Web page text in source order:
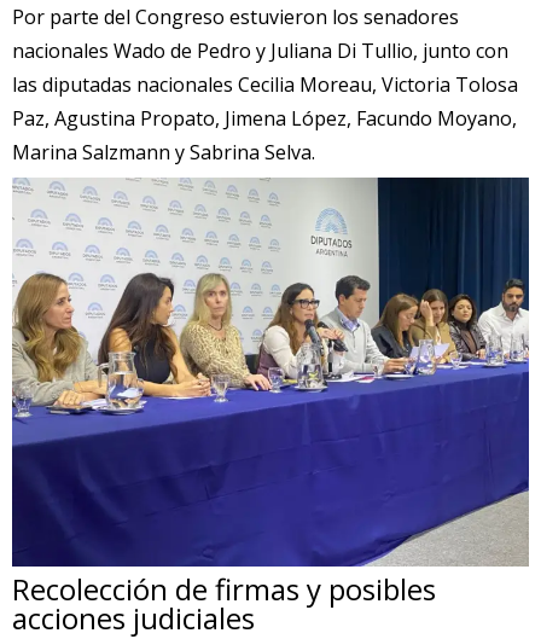
Por parte del Congreso estuvieron los senadores
nacionales Wado de Pedro y Juliana Di Tullio, junto con
las diputadas nacionales Cecilia Moreau, Victoria Tolosa
Paz, Agustina Propato, Jimena López, Facundo Moyano,
Marina Salzmann y Sabrina Selva.
Recolección de firmas y posibles
acciones judiciales